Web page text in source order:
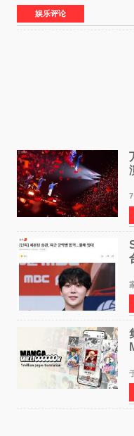
人成长为横跨主旋律电影、动画番
娱乐评论